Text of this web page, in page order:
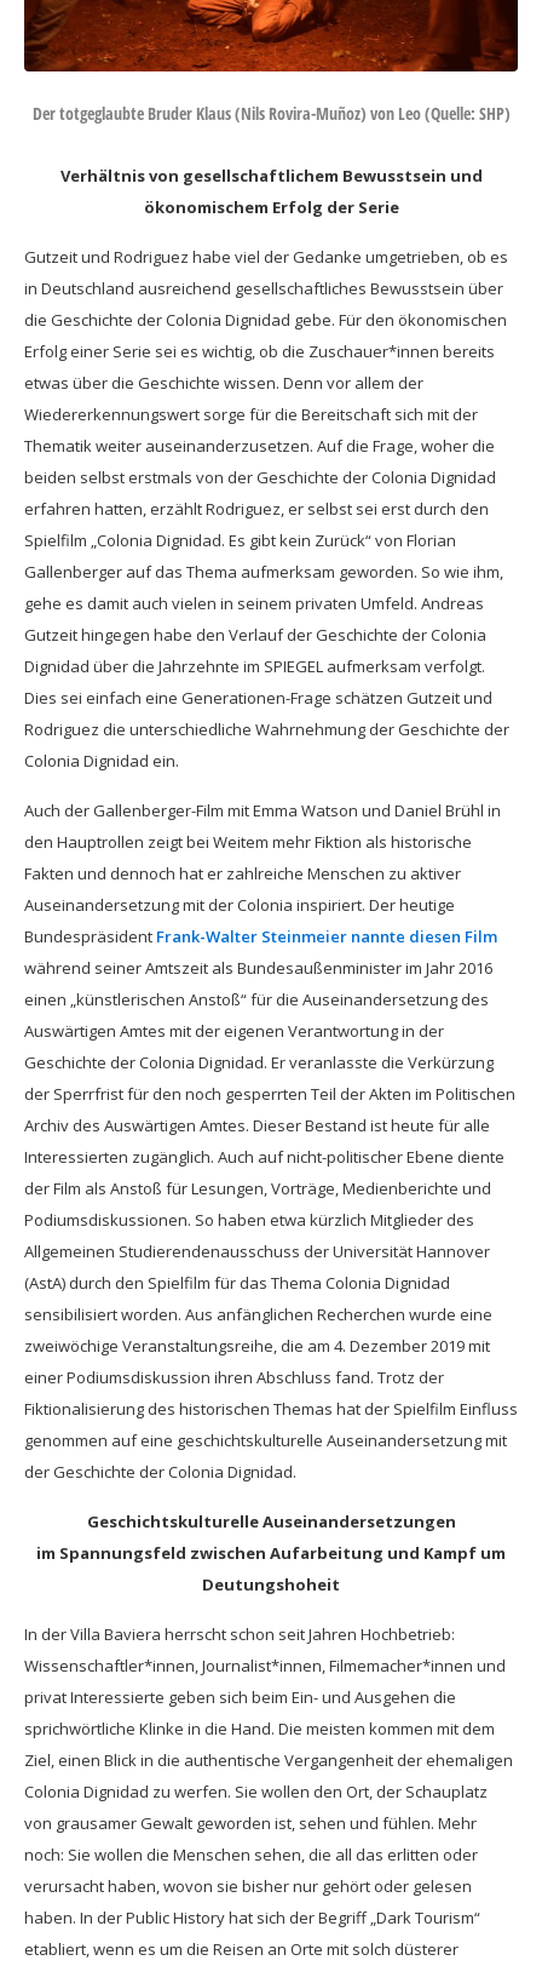
Der totgeglaubte Bruder Klaus (Nils Rovira-Muñoz) von Leo (Quelle: SHP)
Verhältnis von gesellschaftlichem Bewusstsein und
ökonomischem Erfolg der Serie
Gutzeit und Rodriguez habe viel der Gedanke umgetrieben, ob es
in Deutschland ausreichend gesellschaftliches Bewusstsein über
die Geschichte der Colonia Dignidad gebe. Für den ökonomischen
Erfolg einer Serie sei es wichtig, ob die Zuschauer*innen bereits
etwas über die Geschichte wissen. Denn vor allem der
Wiedererkennungswert sorge für die Bereitschaft sich mit der
Thematik weiter auseinanderzusetzen. Auf die Frage, woher die
beiden selbst erstmals von der Geschichte der Colonia Dignidad
erfahren hatten, erzählt Rodriguez, er selbst sei erst durch den
Spielfilm „Colonia Dignidad. Es gibt kein Zurück“ von Florian
Gallenberger auf das Thema aufmerksam geworden. So wie ihm,
gehe es damit auch vielen in seinem privaten Umfeld. Andreas
Gutzeit hingegen habe den Verlauf der Geschichte der Colonia
Dignidad über die Jahrzehnte im SPIEGEL aufmerksam verfolgt.
Dies sei einfach eine Generationen-Frage schätzen Gutzeit und
Rodriguez die unterschiedliche Wahrnehmung der Geschichte der
Colonia Dignidad ein.
Auch der Gallenberger-Film mit Emma Watson und Daniel Brühl in
den Hauptrollen zeigt bei Weitem mehr Fiktion als historische
Fakten und dennoch hat er zahlreiche Menschen zu aktiver
Auseinandersetzung mit der Colonia inspiriert. Der heutige
Bundespräsident Frank-Walter Steinmeier nannte diesen Film
während seiner Amtszeit als Bundesaußenminister im Jahr 2016
einen „künstlerischen Anstoß“ für die Auseinandersetzung des
Auswärtigen Amtes mit der eigenen Verantwortung in der
Geschichte der Colonia Dignidad. Er veranlasste die Verkürzung
der Sperrfrist für den noch gesperrten Teil der Akten im Politischen
Archiv des Auswärtigen Amtes. Dieser Bestand ist heute für alle
Interessierten zugänglich. Auch auf nicht-politischer Ebene diente
der Film als Anstoß für Lesungen, Vorträge, Medienberichte und
Podiumsdiskussionen. So haben etwa kürzlich Mitglieder des
Allgemeinen Studierendenausschuss der Universität Hannover
(AstA) durch den Spielfilm für das Thema Colonia Dignidad
sensibilisiert worden. Aus anfänglichen Recherchen wurde eine
zweiwöchige Veranstaltungsreihe, die am 4. Dezember 2019 mit
einer Podiumsdiskussion ihren Abschluss fand. Trotz der
Fiktionalisierung des historischen Themas hat der Spielfilm Einfluss
genommen auf eine geschichtskulturelle Auseinandersetzung mit
der Geschichte der Colonia Dignidad.
Geschichtskulturelle Auseinandersetzungen
im Spannungsfeld zwischen Aufarbeitung und Kampf um
Deutungshoheit
In der Villa Baviera herrscht schon seit Jahren Hochbetrieb:
Wissenschaftler*innen, Journalist*innen, Filmemacher*innen und
privat Interessierte geben sich beim Ein- und Ausgehen die
sprichwörtliche Klinke in die Hand. Die meisten kommen mit dem
Ziel, einen Blick in die authentische Vergangenheit der ehemaligen
Colonia Dignidad zu werfen. Sie wollen den Ort, der Schauplatz
von grausamer Gewalt geworden ist, sehen und fühlen. Mehr
noch: Sie wollen die Menschen sehen, die all das erlitten oder
verursacht haben, wovon sie bisher nur gehört oder gelesen
haben. In der Public History hat sich der Begriff „Dark Tourism“
etabliert, wenn es um die Reisen an Orte mit solch düsterer